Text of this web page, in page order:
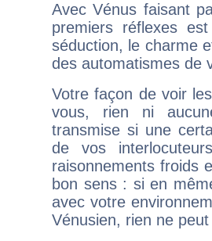
Avec Vénus faisant
premiers réflexes
séduction, le charme
des automatismes de
Votre façon de voir
vous, rien ni
transmise si une
de vos
raisonnements froids
bon sens : si en
avec votre
Vénusien, rien ne